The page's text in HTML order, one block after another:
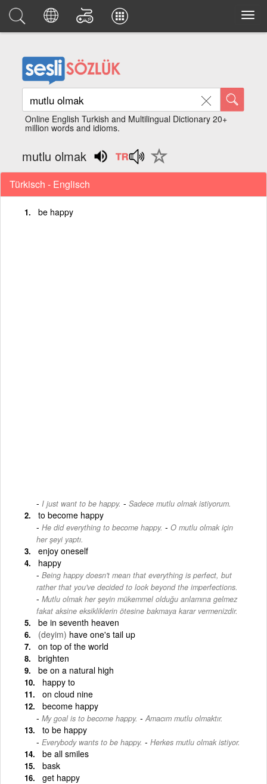
Online English Turkish and Multilingual Dictionary 20+
million words and idioms.
mutlu olmak
Türkisch - Englisch
be happy
I just want to be happy. - Sadece mutlu olmak istiyorum.
to become happy
He did everything to become happy. - O mutlu olmak için
her şeyi yaptı.
enjoy oneself
happy
Being happy doesn't mean that everything is perfect, but
rather that you've decided to look beyond the imperfections.
- Mutlu olmak her şeyin mükemmel olduğu anlamına gelmez
fakat aksine eksikliklerin ötesine bakmaya karar vermenizdir.
be in seventh heaven
(deyim) have one's tail up
on top of the world
brighten
be on a natural high
happy to
on cloud nine
become happy
My goal is to become happy. - Amacım mutlu olmaktır.
to be happy
Everybody wants to be happy. - Herkes mutlu olmak istiyor.
be all smiles
bask
get happy